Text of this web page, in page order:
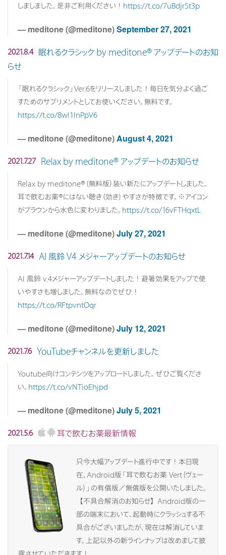
しましました。是非ご利用ください！ https://t.co/7uBdjrSt3p
— meditone (@meditone)September 27, 2021
2021.8.4
眠れるクラシック by meditone® アップデートのお知
らせ
「眠れるクラシック」Ver.6をリリースしました！毎日を気分よく過ご
すためのサプリメントとしてお使いください。無料です。
https://t.co/8wI1InPpV6
— meditone (@meditone)August 4, 2021
2021.7.27 Relax by meditone® アップデートのお知らせ
Relax by meditone®（無料版）装い新たにアップデートしました。
耳で飲むお薬®にはない聴き（効き）やすさが特徴です。※アイコン
がブラウンから水色に変わりました。 https://t.co/16vFTHqxtL
— meditone (@meditone)July 27, 2021
2021.7.14 AI 風鈴 V4 メジャーアップデートのお知らせ
AI 風鈴 v.4メジャーアップデートしました！避暑効果をアップで使
いやすさも増しました。無料なのでぜひ！
https://t.co/RFtpvntOqr
— meditone (@meditone)July 12, 2021
2021.7.6 YouTubeチャンネルを更新しました
Youtube向けコンテンツをアップロードしました。ぜひご覧くださ
い。 https://t.co/vNTioEhjpd
— meditone (@meditone)July 5, 2021
2021.5.6 耳で飲むお薬最新情報
只今大幅アップデート進行中です！本日現
在、Android版「耳で飲むお薬 Vert（ヴェー
ル）」の有償版／無償版を公開いたしました。
【不具合解消のお知らせ】Android版の一
部の端末において、起動時にクラッシュする不
具合がございましたが、現在は解消していま
す。上記以外の新ラインナップは改めまして披